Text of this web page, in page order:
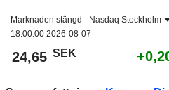
Marknaden stängd - Nasdaq Stockholm
18.00.00 2026-08-07
24,65 SEK